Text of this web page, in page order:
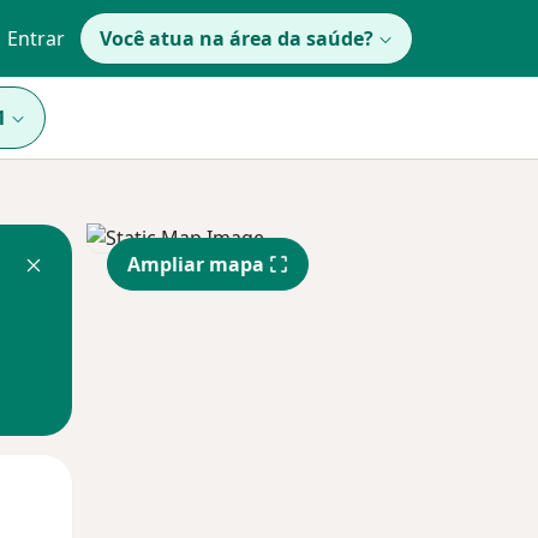
Entrar Você atua na área da saúde?
Ampliar mapa